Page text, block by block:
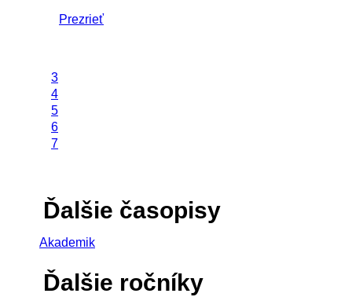
Prezrieť
3
4
5
6
7
Ďalšie časopisy
Akademik
Ďalšie ročníky